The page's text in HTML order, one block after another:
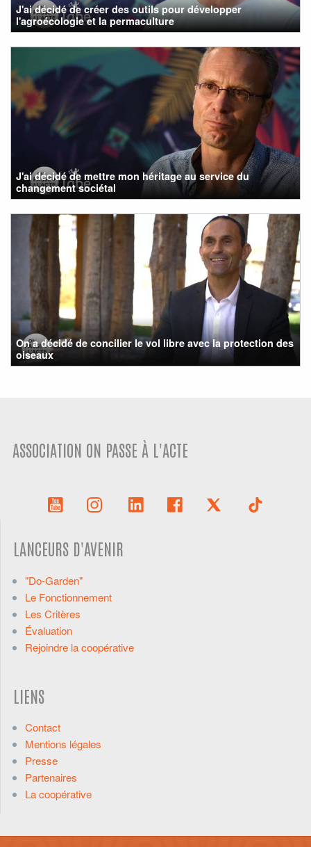
J'ai décidé de créer des outils pour développer
l'agroécologie et la permaculture
J'ai décidé de mettre mon héritage au service du
changement sociétal
On a décidé de concilier le vol libre avec la protection des
oiseaux
ASSOCIATION ON PASSE À L'ACTE
LANCEURS D'AVENIR
"Do-Garden"
Le Fonctionnement
Les Critères
Évaluation
Rejoindre la coopérative
LIENS
Contact
Mentions légales
Presse
Partenaires
La coopérative